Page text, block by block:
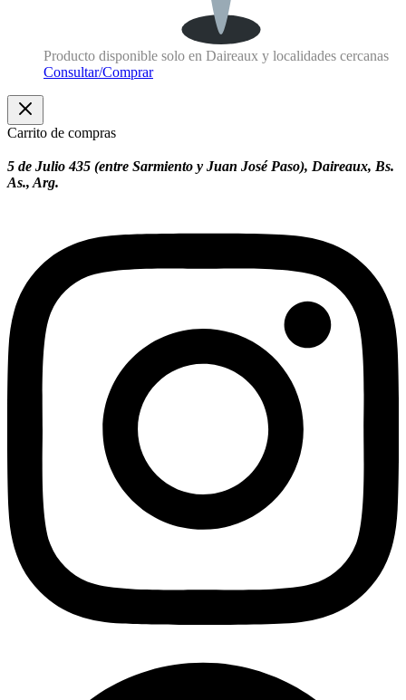
Producto disponible solo en Daireaux y localidades cercanas
Consultar/Comprar
Carrito de compras
5 de Julio 435 (entre Sarmiento y Juan José Paso), Daireaux, Bs.
As., Arg.